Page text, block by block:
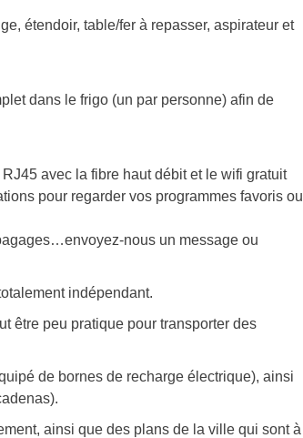
étendoir, table/fer à repasser, aspirateur et
dans le frigo (un par personne) afin de
avec la fibre haut débit et le wifi gratuit
pour regarder vos programmes favoris ou
nous un message ou
indépendant.
être peu pratique pour transporter des
de bornes de recharge électrique), ainsi
ainsi que des plans de la ville qui sont à